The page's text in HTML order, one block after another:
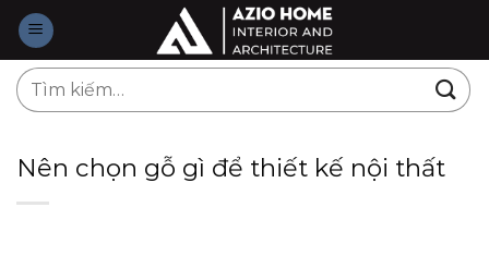
Skip
content
Tìm
kiếm:
Nên chọn gỗ gì để thiết kế nội thất